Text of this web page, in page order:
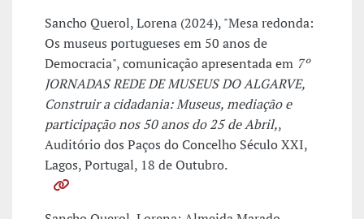
Sancho Querol, Lorena (2024), "Mesa redonda:
Os museus portugueses em 50 anos de
Democracia", comunicação apresentada em 7º
JORNADAS REDE DE MUSEUS DO ALGARVE,
Construir a cidadania: Museus, mediação e
participação nos 50 anos do 25 de Abril,,
Auditório dos Paços do Concelho Século XXI,
Lagos, Portugal, 18 de Outubro.